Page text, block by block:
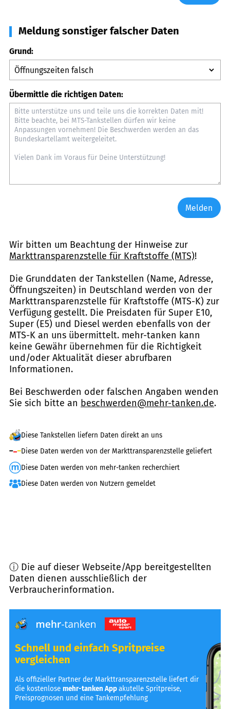
Meldung sonstiger falscher Daten
Grund:
Übermittle die richtigen Daten:
Melden
Wir bitten um Beachtung der Hinweise zur
Markttransparenzstelle für Kraftstoffe (MTS)!
Die Grunddaten der Tankstellen (Name, Adresse,
Öffnungszeiten) in Deutschland werden von der
Markttransparenzstelle für Kraftstoffe (MTS-K) zur
Verfügung gestellt. Die Preisdaten für Super E10,
Super (E5) und Diesel werden ebenfalls von der
MTS-K an uns übermittelt. mehr-tanken kann
keine Gewähr übernehmen für die Richtigkeit
und/oder Aktualität dieser abrufbaren
Informationen.
Bei Beschwerden oder falschen Angaben wenden
Sie sich bitte an beschwerden@mehr-tanken.de.
Diese Tankstellen liefern Daten direkt an uns
Diese Daten werden von der Markttransparenzstelle geliefert
Diese Daten werden von mehr-tanken recherchiert
Diese Daten werden von Nutzern gemeldet
ⓘ Die auf dieser Webseite/App bereitgestellten
Daten dienen ausschließlich der
Verbraucherinformation.
Schnell und einfach Spritpreise
vergleichen
Als offizieller Partner der Markttransparenzstelle liefert dir
die kostenlosemehr-tanken Appakutelle Spritpreise,
Preisprognosen und eine Tankempfehlung